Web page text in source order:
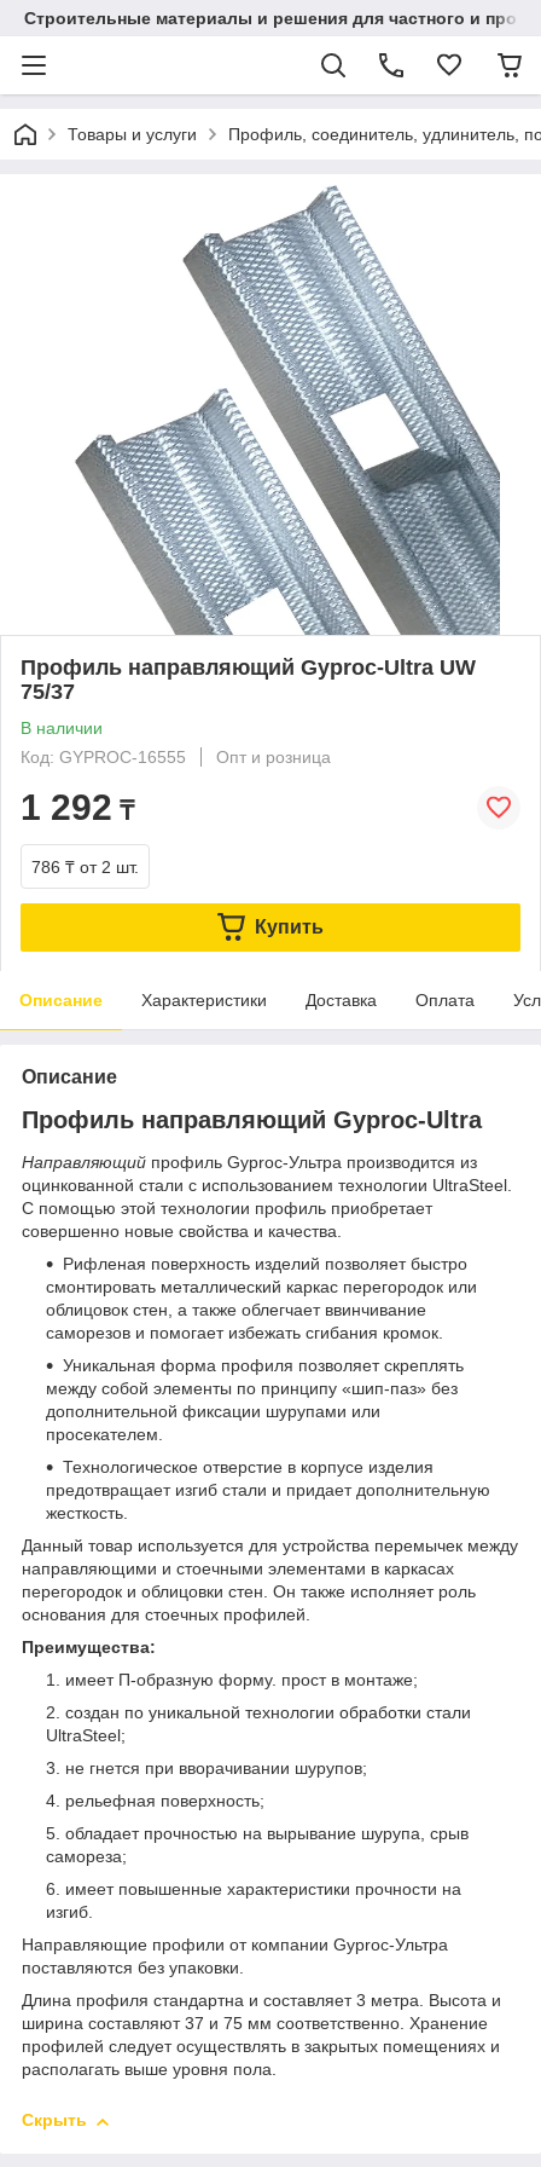
Строительные материалы и решения для частного и
Товары и услуги Профиль, соединитель, удлинитель,
Профиль направляющий Gyproc-Ultra UW
75/37
В наличии
Код: GYPROC-16555
Опт и розница
1 292 ₸
786 ₸ от 2 шт.
Купить
Описание Характеристики Доставка Оплата
Описание
Профиль направляющий Gyproc-Ultra
Направляющий профиль Gyproc-Ультра производится из
оцинкованной стали с использованием технологии UltraSteel.
С помощью этой технологии профиль приобретает
совершенно новые свойства и качества.
Рифленая поверхность изделий позволяет быстро
смонтировать металлический каркас перегородок или
облицовок стен, а также облегчает ввинчивание
саморезов и помогает избежать сгибания кромок.
Уникальная форма профиля позволяет скреплять
между собой элементы по принципу «шип-паз» без
дополнительной фиксации шурупами или
просекателем.
Технологическое отверстие в корпусе изделия
предотвращает изгиб стали и придает дополнительную
жесткость.
Данный товар используется для устройства перемычек между
направляющими и стоечными элементами в каркасах
перегородок и облицовки стен. Он также исполняет роль
основания для стоечных профилей.
Преимущества:
имеет П-образную форму. прост в монтаже;
создан по уникальной технологии обработки стали
UltraSteel;
не гнется при вворачивании шурупов;
рельефная поверхность;
обладает прочностью на вырывание шурупа, срыв
самореза;
имеет повышенные характеристики прочности на
изгиб.
Направляющие профили от компании Gyproc-Ультра
поставляются без упаковки.
Длина профиля стандартна и составляет 3 метра. Высота и
ширина составляют 37 и 75 мм соответственно. Хранение
профилей следует осуществлять в закрытых помещениях и
располагать выше уровня пола.
Скрыть